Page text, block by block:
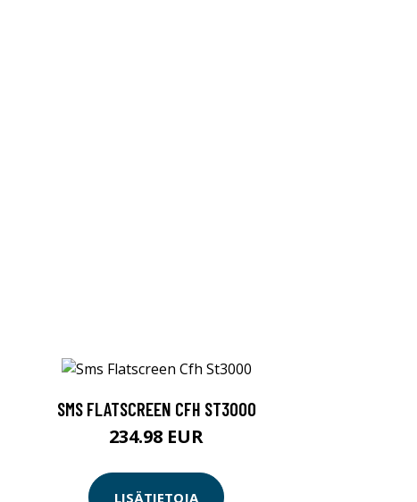
SMS FLATSCREEN CFH ST3000
234.98 EUR
LISÄTIETOJA